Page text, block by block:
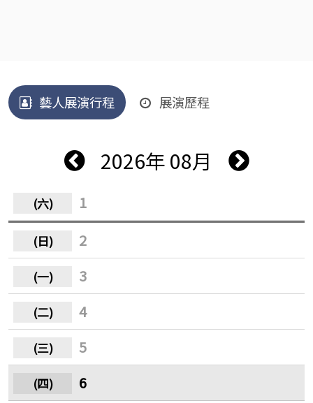
藝人展演行程 展演歷程
2026年 08月
1
2
3
4
5
6